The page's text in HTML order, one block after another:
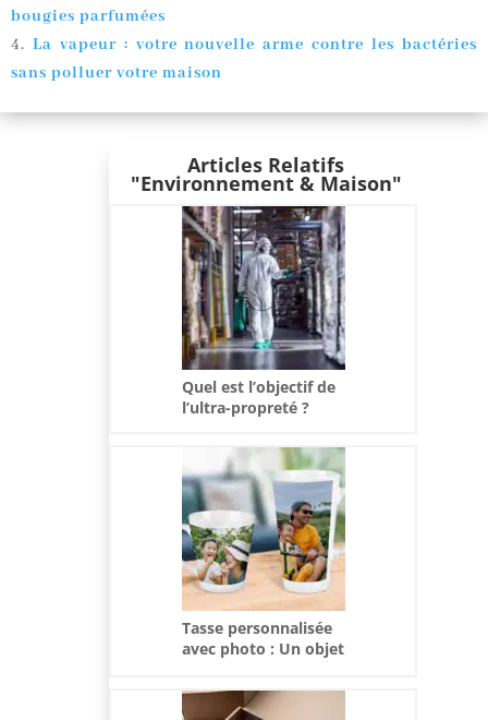
Articles Relatifs
"Environnement & Maison"
Quel est l’objectif de
l’ultra-propreté ?
Tasse personnalisée
avec photo : Un objet
intemporelle
bougies parfumées
La vapeur : votre nouvelle arme contre les bactéries
sans polluer votre maison